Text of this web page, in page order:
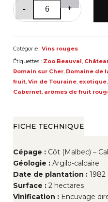
-
quantité
de
+
Catégorie : Vins rouges
Étiquettes : Zoo Beauval
Romain sur Cher, Domaine de
fruit, Vin de Touraine, exotique,
Cabernet, arômes de fruit
FICHE TECHNIQUE
Cépage : Côt (Malbec) –
Géologie : Argilo-calcaire
Date de plantation : 1982
Surface : 2 hectares
Vinification : Encuvage